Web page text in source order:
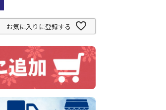
お気に入りに登録する